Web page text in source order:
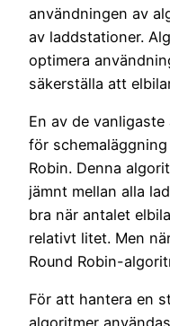
användningen av
av laddstationer.
optimera
säkerställa att
En av de
för
Robin. Denna
jämnt mellan alla
bra när antalet
relativt litet. Men
Round Robin-
För att hantera en